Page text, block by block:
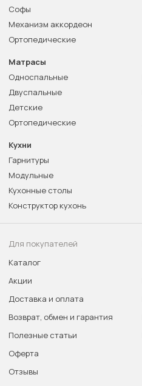
Софы
Механизм аккордеон
Ортопедические
Матрасы
Односпальные
Двуспальные
Детские
Ортопедические
Кухни
Гарнитуры
Модульные
Кухонные столы
Конструктор кухонь
Для покупателей
Каталог
Акции
Доставка и оплата
Возврат, обмен и гарантия
Полезные статьи
Оферта
Отзывы